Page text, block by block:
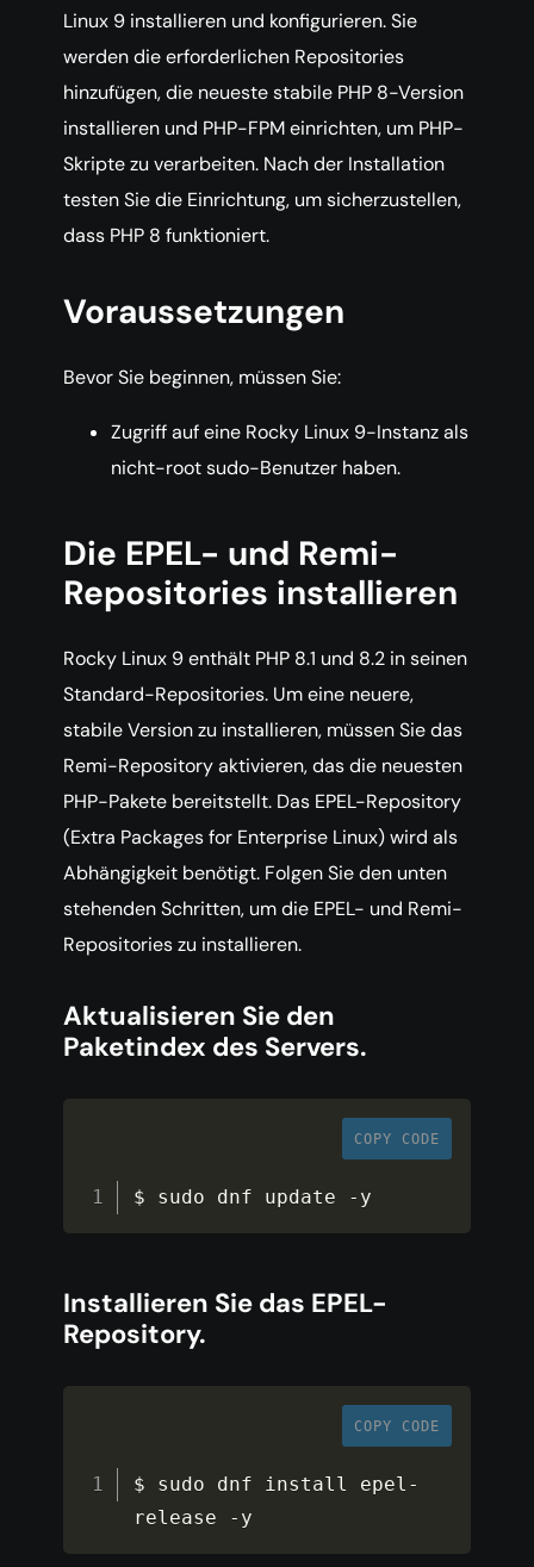
Linux 9 installieren und konfigurieren. Sie
werden die erforderlichen Repositories
hinzufügen, die neueste stabile PHP 8-Version
installieren und PHP-FPM einrichten, um PHP-
Skripte zu verarbeiten. Nach der Installation
testen Sie die Einrichtung, um sicherzustellen,
dass PHP 8 funktioniert.
Voraussetzungen
Bevor Sie beginnen, müssen Sie:
Zugriff auf eine Rocky Linux 9-Instanz als
nicht-root sudo-Benutzer haben.
Die EPEL- und Remi-
Repositories installieren
Rocky Linux 9 enthält PHP 8.1 und 8.2 in seinen
Standard-Repositories. Um eine neuere,
stabile Version zu installieren, müssen Sie das
Remi-Repository aktivieren, das die neuesten
PHP-Pakete bereitstellt. Das EPEL-Repository
(Extra Packages for Enterprise Linux) wird als
Abhängigkeit benötigt. Folgen Sie den unten
stehenden Schritten, um die EPEL- und Remi-
Repositories zu installieren.
Aktualisieren Sie den
Paketindex des Servers.
COPY CODE
$ sudo dnf update - y
Installieren Sie das EPEL-
Repository.
COPY CODE
$ sudo dnf install epel -
release - y